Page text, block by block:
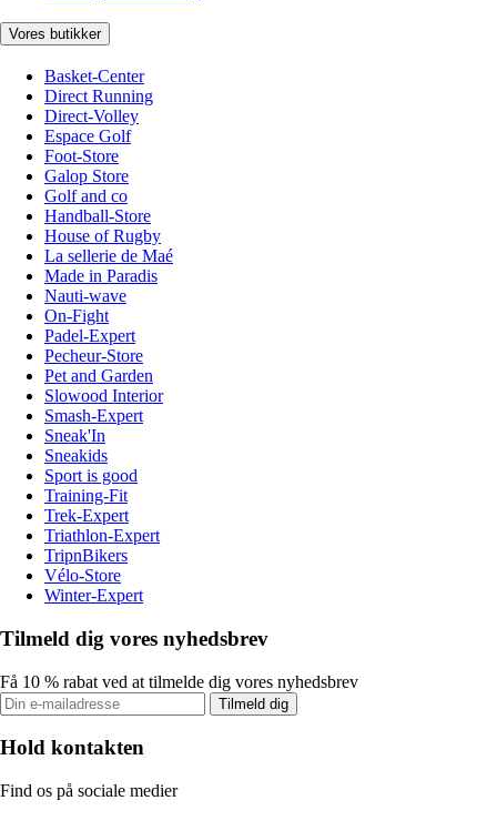
Vores butikker
Basket-Center
Direct Running
Direct-Volley
Espace Golf
Foot-Store
Galop Store
Golf and co
Handball-Store
House of Rugby
La sellerie de Maé
Made in Paradis
Nauti-wave
On-Fight
Padel-Expert
Pecheur-Store
Pet and Garden
Slowood Interior
Smash-Expert
Sneak'In
Sneakids
Sport is good
Training-Fit
Trek-Expert
Triathlon-Expert
TripnBikers
Vélo-Store
Winter-Expert
Tilmeld dig vores nyhedsbrev
Få 10 % rabat ved at tilmelde dig vores nyhedsbrev
Tilmeld dig
Hold kontakten
Find os på sociale medier